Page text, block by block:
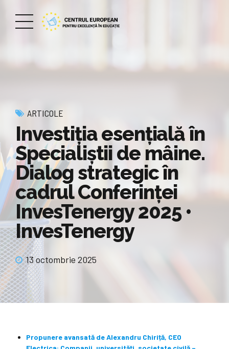
ARTICOLE
Investiția esențială în
Specialiștii de mâine.
Dialog strategic în
cadrul Conferinței
InvesTenergy 2025 •
InvesTenergy
13 octombrie 2025
Propunere avansată de Alexandru Chiriță, CEO